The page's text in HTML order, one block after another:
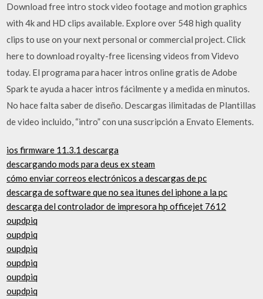
Download free intro stock video footage and motion graphics
with 4k and HD clips available. Explore over 548 high quality
clips to use on your next personal or commercial project. Click
here to download royalty-free licensing videos from Videvo
today. El programa para hacer intros online gratis de Adobe
Spark te ayuda a hacer intros fácilmente y a medida en minutos.
No hace falta saber de diseño. Descargas ilimitadas de Plantillas
de video incluido, “intro” con una suscripción a Envato Elements.
ios firmware 11.3.1 descarga
descargando mods para deus ex steam
cómo enviar correos electrónicos a descargas de pc
descarga de software que no sea itunes del iphone a la pc
descarga del controlador de impresora hp officejet 7612
oupdpiq
oupdpiq
oupdpiq
oupdpiq
oupdpiq
oupdpiq